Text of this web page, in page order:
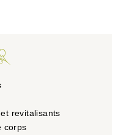
revitalisants
corps